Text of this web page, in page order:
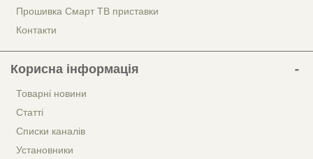
Прошивка Смарт ТВ приставки
Контакти
Корисна інформація
Товарні новини
Статті
Списки каналів
Установники